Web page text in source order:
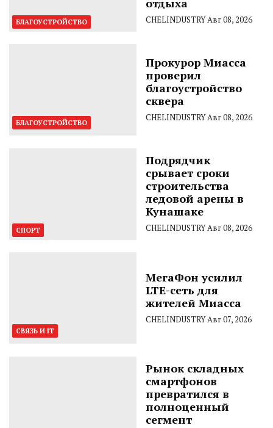
БЛАГОУСТРОЙСТВО
отдыха
CHELINDUSTRYАвг 08, 2026
БЛАГОУСТРОЙСТВО
Прокурор Миасса
проверил
благоустройство
сквера
CHELINDUSTRYАвг 08, 2026
СПОРТ
Подрядчик
срывает сроки
строительства
ледовой арены в
Кунашаке
CHELINDUSTRYАвг 08, 2026
СВЯЗЬ И IT
МегаФон усилил
LTE-сеть для
жителей Миасса
CHELINDUSTRYАвг 07, 2026
Рынок складных
смартфонов
превратился в
полноценный
сегмент